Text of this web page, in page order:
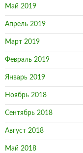
Май 2019
Апрель 2019
Март 2019
Февраль 2019
Январь 2019
Ноябрь 2018
Сентябрь 2018
Август 2018
Май 2018